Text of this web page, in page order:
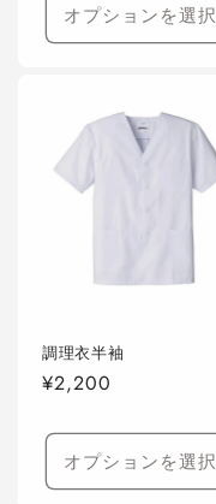
格
オプションを選択
調理衣半袖
通
価
¥2,200
オプションを選択